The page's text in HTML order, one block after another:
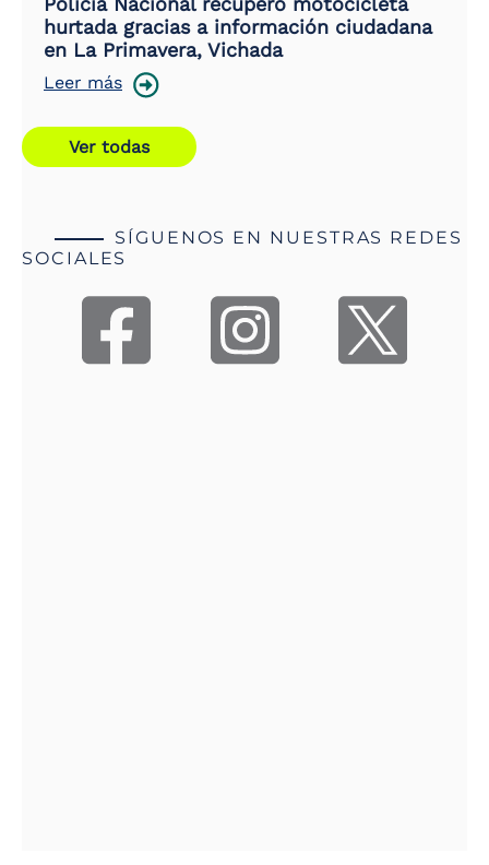
hurtada gracias a información ciudadana
en La Primavera, Vichada
Leer más
Ver todas
SÍGUENOS EN NUESTRAS REDES
SOCIALES